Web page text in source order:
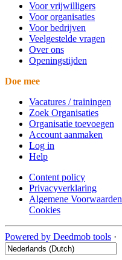
Voor vrijwilligers
Voor organisaties
Voor bedrijven
Veelgestelde vragen
Over ons
Openingstijden
Doe mee
Vacatures / trainingen
Zoek Organisaties
Organisatie toevoegen
Account aanmaken
Log in
Help
Content policy
Privacyverklaring
Algemene Voorwaarden
Cookies
Powered by Deedmob tools ·